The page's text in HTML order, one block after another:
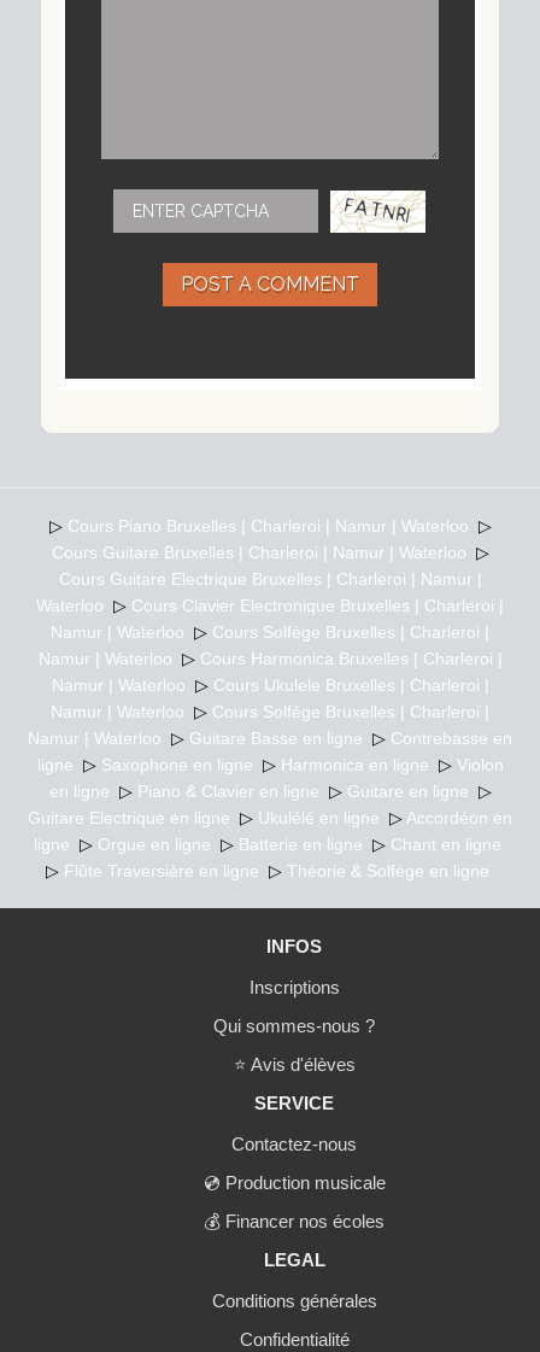
POST A COMMENT
▷ Cours Piano Bruxelles | Charleroi | Namur | Waterloo ▷
Cours Guitare Bruxelles | Charleroi | Namur | Waterloo ▷
Cours Guitare Electrique Bruxelles | Charleroi | Namur |
Waterloo ▷ Cours Clavier Electronique Bruxelles | Charleroi |
Namur | Waterloo ▷ Cours Solfège Bruxelles | Charleroi |
Namur | Waterloo ▷ Cours Harmonica Bruxelles | Charleroi |
Namur | Waterloo ▷ Cours Ukulele Bruxelles | Charleroi |
Namur | Waterloo ▷ Cours Solfège Bruxelles | Charleroi |
Namur | Waterloo ▷ Guitare Basse en ligne ▷ Contrebasse en
ligne ▷ Saxophone en ligne ▷ Harmonica en ligne ▷ Violon
en ligne ▷ Piano & Clavier en ligne ▷ Guitare en ligne ▷
Guitare Electrique en ligne ▷ Ukulélé en ligne ▷Accordéon en
ligne ▷ Orgue en ligne ▷ Batterie en ligne ▷ Chant en ligne
▷ Flûte Traversière en ligne ▷ Théorie & Solfège en ligne
INFOS
Inscriptions
Qui sommes-nous ?
⭐ Avis d'élèves
SERVICE
Contactez-nous
💿 Production musicale
💰 Financer nos écoles
LEGAL
Conditions générales
Confidentialité